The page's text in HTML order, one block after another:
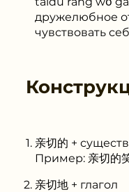
дружелюбное
чувствовать
亲切的 +
Пример: 亲切的
亲切地 + глагол